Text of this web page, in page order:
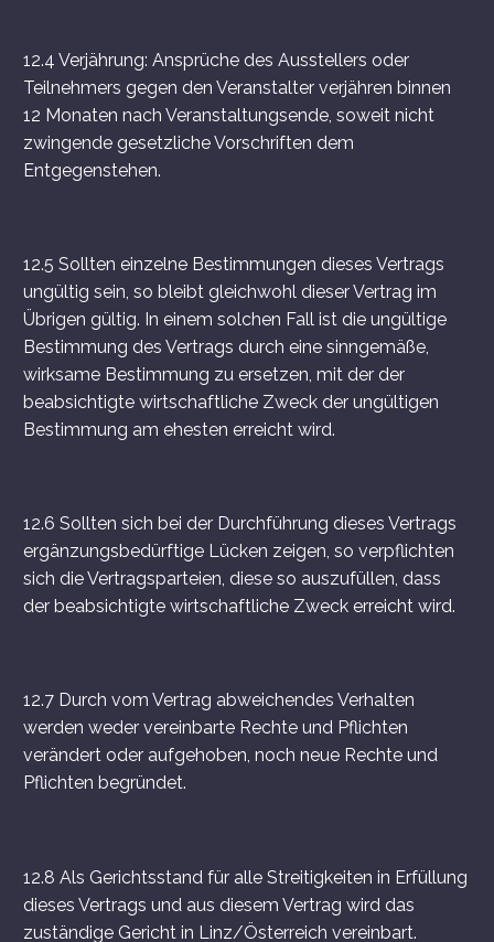
12.4 Verjährung: Ansprüche des Ausstellers oder
Teilnehmers gegen den Veranstalter verjähren binnen
12 Monaten nach Veranstaltungsende, soweit nicht
zwingende gesetzliche Vorschriften dem
Entgegenstehen.
12.5 Sollten einzelne Bestimmungen dieses Vertrags
ungültig sein, so bleibt gleichwohl dieser Vertrag im
Übrigen gültig. In einem solchen Fall ist die ungültige
Bestimmung des Vertrags durch eine sinngemäße,
wirksame Bestimmung zu ersetzen, mit der der
beabsichtigte wirtschaftliche Zweck der ungültigen
Bestimmung am ehesten erreicht wird.
12.6 Sollten sich bei der Durchführung dieses Vertrags
ergänzungsbedürftige Lücken zeigen, so verpflichten
sich die Vertragsparteien, diese so auszufüllen, dass
der beabsichtigte wirtschaftliche Zweck erreicht wird.
12.7 Durch vom Vertrag abweichendes Verhalten
werden weder vereinbarte Rechte und Pflichten
verändert oder aufgehoben, noch neue Rechte und
Pflichten begründet.
12.8 Als Gerichtsstand für alle Streitigkeiten in Erfüllung
dieses Vertrags und aus diesem Vertrag wird das
zuständige Gericht in Linz/Österreich vereinbart.